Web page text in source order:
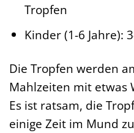
Tropfen
Kinder (1-6 Jahre):
Die Tropfen werden
Mahlzeiten mit etwas
Es ist ratsam, die
einige Zeit im Mund